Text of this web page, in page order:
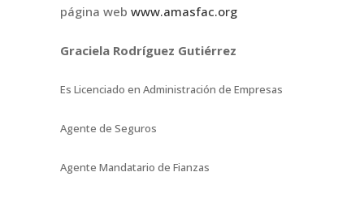
página web www.amasfac.org
Graciela Rodríguez Gutiérrez
Es Licenciado en Administración de Empresas
Agente de Seguros
Agente Mandatario de Fianzas